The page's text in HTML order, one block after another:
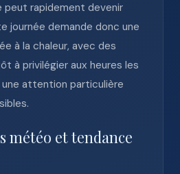
peut rapidement devenir
journée demande donc une
à la chaleur, avec des
à privilégier aux heures les
attention particulière
météo et tendance